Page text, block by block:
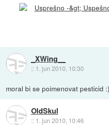
_XWing__
:: 1. jun 2010, 10:30
moral bi se poimenovat pesticid
OldSkul
:: 1. jun 2010, 10:46